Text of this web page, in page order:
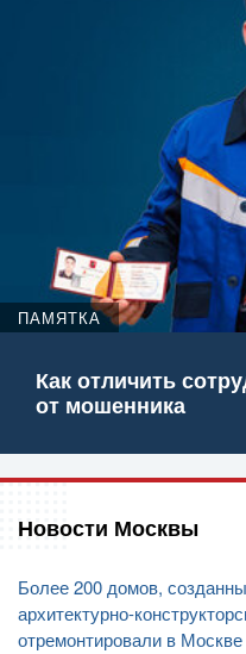
ПАМЯТКА
Как отличить
от мошенника
Новости Москвы
Более 200 домов,
архитектурно-
отремонтировали в Москве